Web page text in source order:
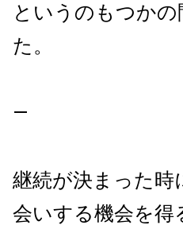
というのもつか
た。
—
継続が決まった時
会いする機会を